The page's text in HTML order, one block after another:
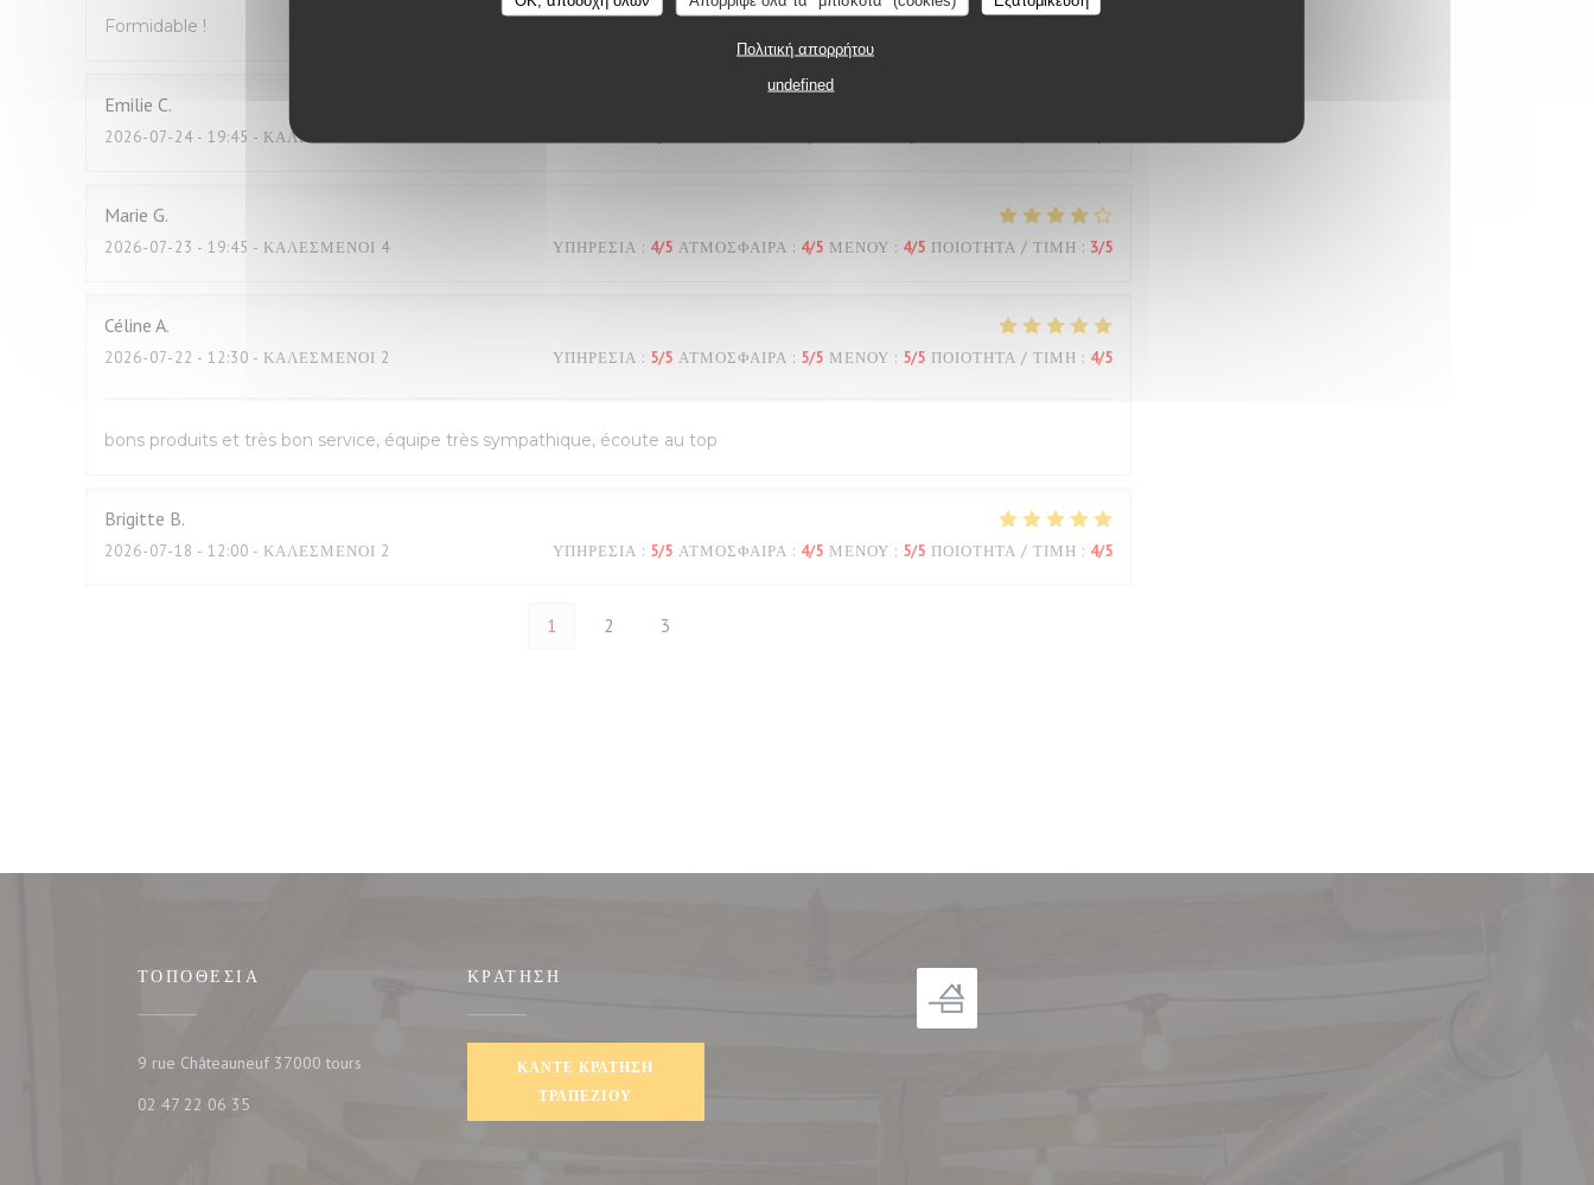
Πολιτική απορρήτου
undefined
Formidable !
Emilie C
2026-07-24 - 19:45 - ΚΑΛΕΣΜΈΝΟΙ 2
Marie G
2026-07-23 - 19:45 - ΚΑΛΕΣΜΈΝΟΙ 4 ΥΠΗΡΕΣΊΑ : 4/5 ΑΤΜΌΣΦΑΙΡΑ : 4/5 ΜΕΝΟΎ : 4/5 ΠΟΙΌΤΗΤΑ / ΤΙΜΉ : 3/5
Céline A
2026-07-22 - 12:30 - ΚΑΛΕΣΜΈΝΟΙ 2 ΥΠΗΡΕΣΊΑ : 5/5 ΑΤΜΌΣΦΑΙΡΑ : 5/5 ΜΕΝΟΎ : 5/5 ΠΟΙΌΤΗΤΑ / ΤΙΜΉ : 4/5
bons produits et très bon service, équipe très sympathique, écoute au top
Brigitte B
2026-07-18 - 12:00 - ΚΑΛΕΣΜΈΝΟΙ 2 ΥΠΗΡΕΣΊΑ : 5/5 ΑΤΜΌΣΦΑΙΡΑ : 4/5 ΜΕΝΟΎ : 5/5 ΠΟΙΌΤΗΤΑ / ΤΙΜΉ : 4/5
1 2 3
ΤΟΠΟΘΕΣΊΑ
9 rue Châteauneuf 37000 tours((ανοίγει σε νέο παράθυρο))
02 47 22 06 35
ΚΡΆΤΗΣΗ
ΚΆΝΤΕ ΚΡΆΤΗΣΗ
ΤΡΑΠΕΖΙΟΎ